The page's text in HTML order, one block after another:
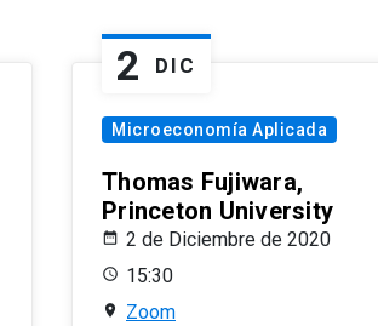
2 DIC
Microeconomía Aplicada
Thomas Fujiwara,
Princeton University
2 de Diciembre de 2020
15:30
Zoom